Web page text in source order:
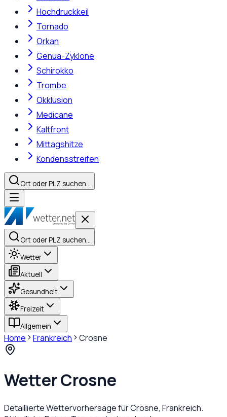
Hochdruckkeil
Tornado
Orkan
Genua-Zyklone
Schirokko
Trombe
Okklusion
Medicane
Kaltfront
Mittagshitze
Kondensstreifen
Ort oder PLZ suchen…
Ort oder PLZ suchen…
Wetter
Aktuell
Gesundheit
Freizeit
Allgemein
Home Frankreich Crosne
WetterCrosne
Detaillierte Wettervorhersage fürCrosne, Frankreich.